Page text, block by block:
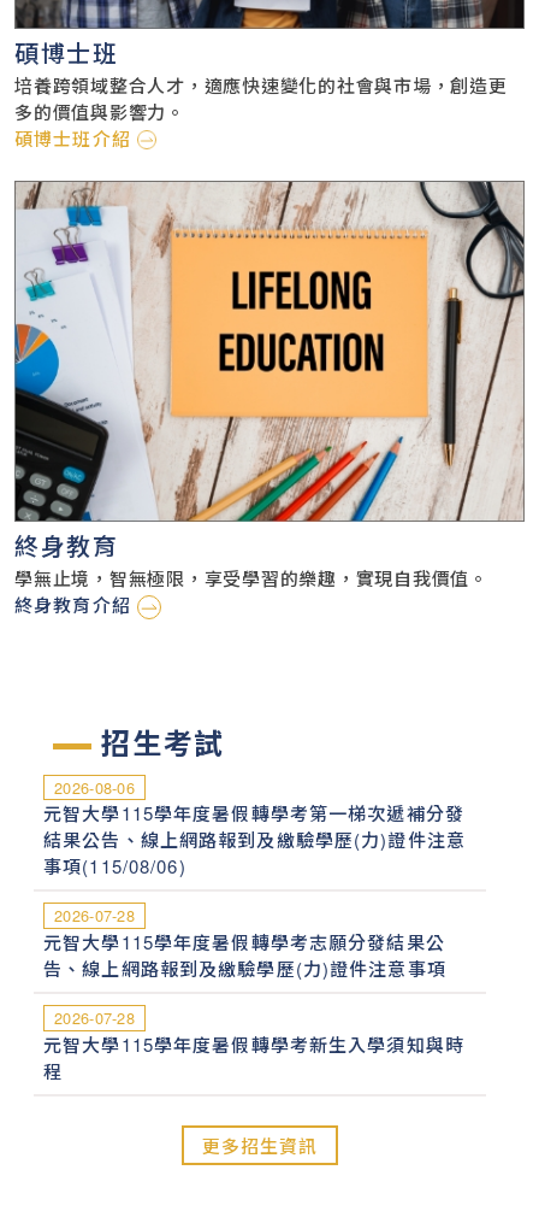
碩博士班
培養跨領域整合人才，適應快速變化的社會與市場，創造更
多的價值與影響力。
碩博士班介紹
終身教育
學無止境，智無極限，享受學習的樂趣，實現自我價值。
終身教育介紹
追尋為
什麼而
學
成為不
斷學習
招生考試
2026-08-06
元智大學115學年度暑假轉學考第一梯次遞補分發
結果公告、線上網路報到及繳驗學歷(力)證件注意
事項(115/08/06)
2026-07-28
元智大學115學年度暑假轉學考志願分發結果公
告、線上網路報到及繳驗學歷(力)證件注意事項
2026-07-28
元智大學115學年度暑假轉學考新生入學須知與時
程
更多招生資訊